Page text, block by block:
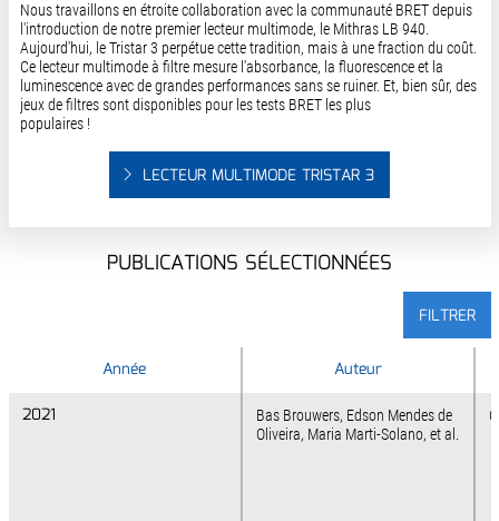
Nous travaillons en étroite collaboration avec la communauté BRET depuis
l'introduction de notre premier lecteur multimode, le Mithras LB 940.
Aujourd'hui, le Tristar 3 perpétue cette tradition, mais à une fraction du coût.
Ce lecteur multimode à filtre mesure l'absorbance, la fluorescence et la
luminescence avec de grandes performances sans se ruiner. Et, bien sûr, des
jeux de filtres sont disponibles pour les tests BRET les plus
populaires !
LECTEUR MULTIMODE TRISTAR 3
PUBLICATIONS SÉLECTIONNÉES
FILTRER
Année
2021
Année
Auteur
2021
Bas Brouwers, Edson Mendes de
Oliveira, Maria Marti-Solano, et al.